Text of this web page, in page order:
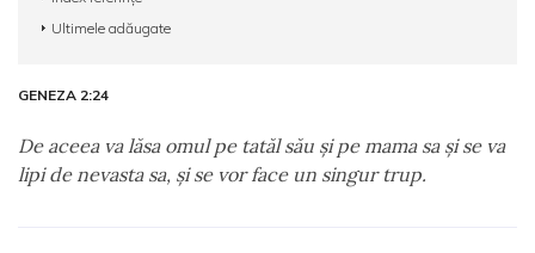
Ultimele adăugate
GENEZA 2:24
De aceea va lăsa omul pe tatăl său şi pe mama sa şi se va
lipi de nevasta sa, şi se vor face un singur trup.